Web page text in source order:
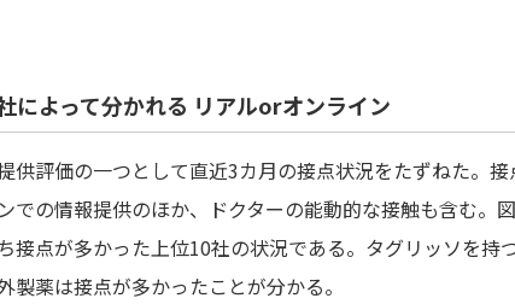
によって分かれる リアルorオンライン
供評価の一つとして直近3カ月の接点状況をたずねた。
での情報提供のほか、ドクターの能動的な接触も含む。
接点が多かった上位10社の状況である。タグリッソを持
製薬は接点が多かったことが分かる。